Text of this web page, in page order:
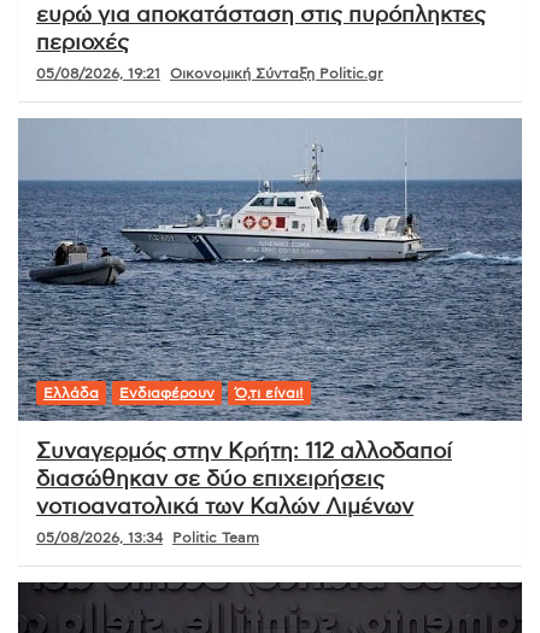
ευρώ για αποκατάσταση στις πυρόπληκτες
περιοχές
05/08/2026, 19:21 Οικονομική Σύνταξη Politic.gr
Ελλάδα Ενδιαφέρουν Ό,τι είναι!
Συναγερμός στην Κρήτη: 112 αλλοδαποί
διασώθηκαν σε δύο επιχειρήσεις
νοτιοανατολικά των Καλών Λιμένων
05/08/2026, 13:34 Politic Team